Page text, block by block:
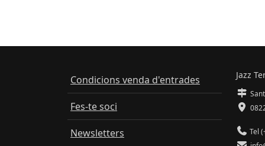
Condicions venda d'entrades
Fes-te soci
Newsletters
Jazz
Tel